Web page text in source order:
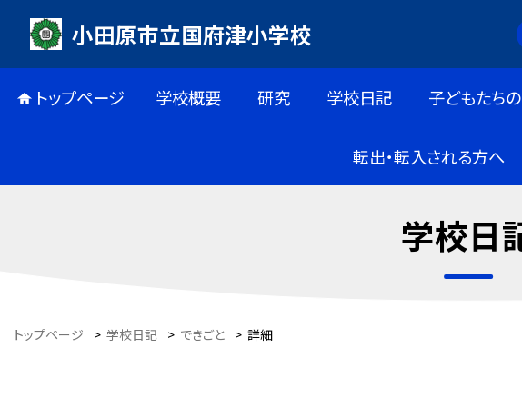
小田原市立国府津小学校
トップページ 学校概要 研究 学校日記 子どもたち
転出・転入される方へ
学校日
トップページ > 学校日記 > できごと > 詳細